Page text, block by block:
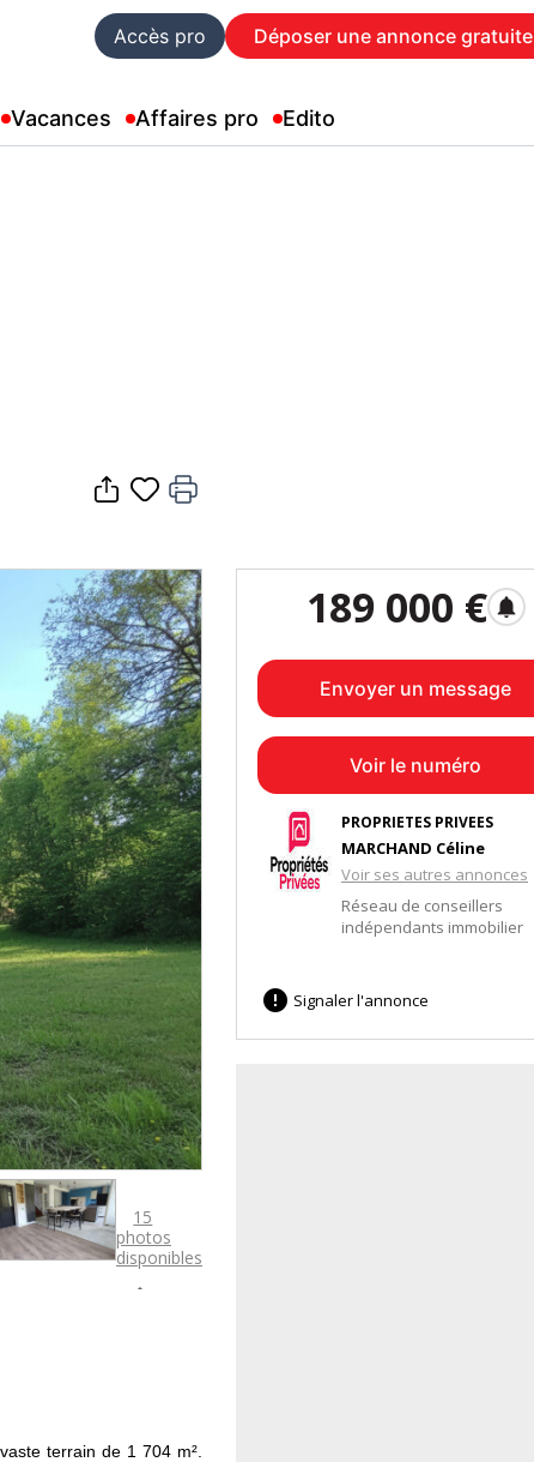
Accès pro Déposer une annonce gratuite
Vacances Affaires pro Edito
15
photos
disponibles

terrain de 1 704 m².
189 000 € notifications
Envoyer un message
Voir le numéro
PROPRIETES PRIVEES
MARCHAND Céline
Voir ses autres annonces
Réseau de conseillers
indépendants immobilier
 Signaler l'annonce